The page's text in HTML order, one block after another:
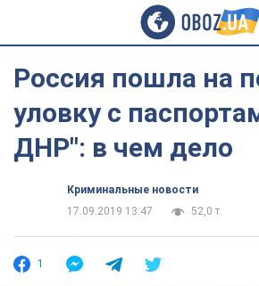
Россия пошла на
уловку с
ДНР": в чем дело
Криминальные новости
17.09.2019 13:47
52,0 т.
1